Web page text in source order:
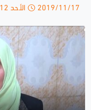
2019/11/17 الأحد 18:12 م